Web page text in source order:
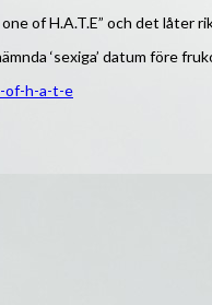
of H.A.T.E” och det låter
‘sexiga’ datum före
of-h-a-t-e